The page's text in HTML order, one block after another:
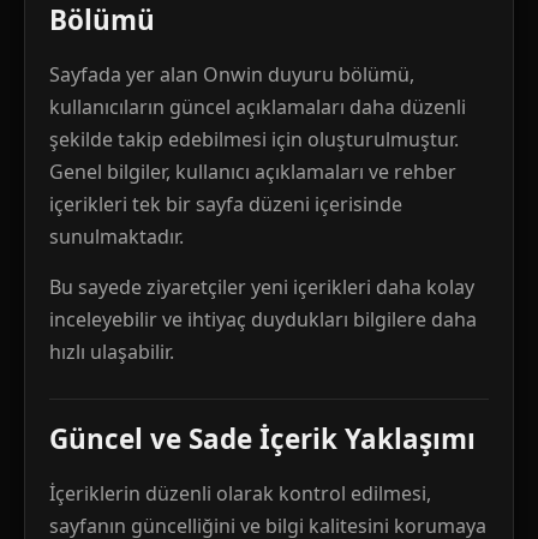
Bölümü
Sayfada yer alan Onwin duyuru bölümü,
kullanıcıların güncel açıklamaları daha düzenli
şekilde takip edebilmesi için oluşturulmuştur.
Genel bilgiler, kullanıcı açıklamaları ve rehber
içerikleri tek bir sayfa düzeni içerisinde
sunulmaktadır.
Bu sayede ziyaretçiler yeni içerikleri daha kolay
inceleyebilir ve ihtiyaç duydukları bilgilere daha
hızlı ulaşabilir.
Güncel ve Sade İçerik Yaklaşımı
İçeriklerin düzenli olarak kontrol edilmesi,
sayfanın güncelliğini ve bilgi kalitesini korumaya